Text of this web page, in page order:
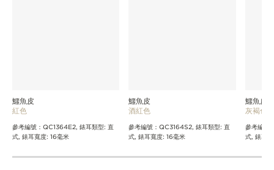
鱷魚皮
紅色
參考編號：QC1364E2, 錶耳類型: 直
式, 錶耳寬度: 16毫米
鱷魚皮
酒紅色
參考編號：QC3164S2, 錶耳類型: 直
式, 錶耳寬度: 16毫米
鱷魚皮
灰褐色
參考編號
式, 錶耳